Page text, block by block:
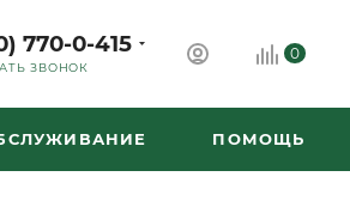
770-0-415
ЗВОНОК
0
ПОМОЩЬ